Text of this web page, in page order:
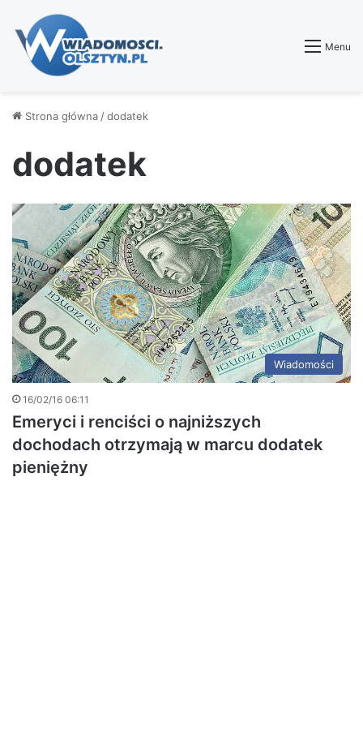
Menu
Strona główna /dodatek
dodatek
Wiadomości
16/02/16 06:11
Emeryci i renciści o najniższych
dochodach otrzymają w marcu dodatek
pieniężny